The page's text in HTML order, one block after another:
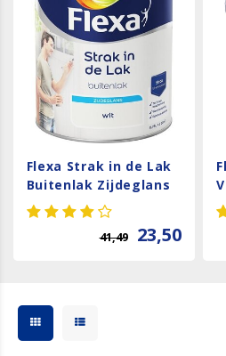
Flexa Strak in de Lak
Buitenlak Zijdeglans
750 ml Wit
41,49 23,50